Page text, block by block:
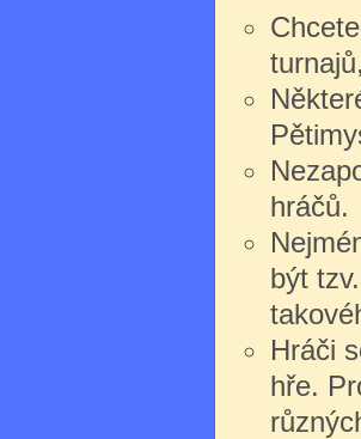
hráčů.
být
Hráči
hře.